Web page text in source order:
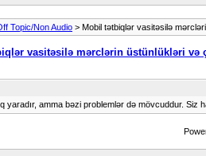
Topic/Non Audio > Mobil tətbiqlər vasitəsilə
vasitəsilə mərclərin üstünlükləri və
yaradır, amma bəzi problemlər də mövcuddur.